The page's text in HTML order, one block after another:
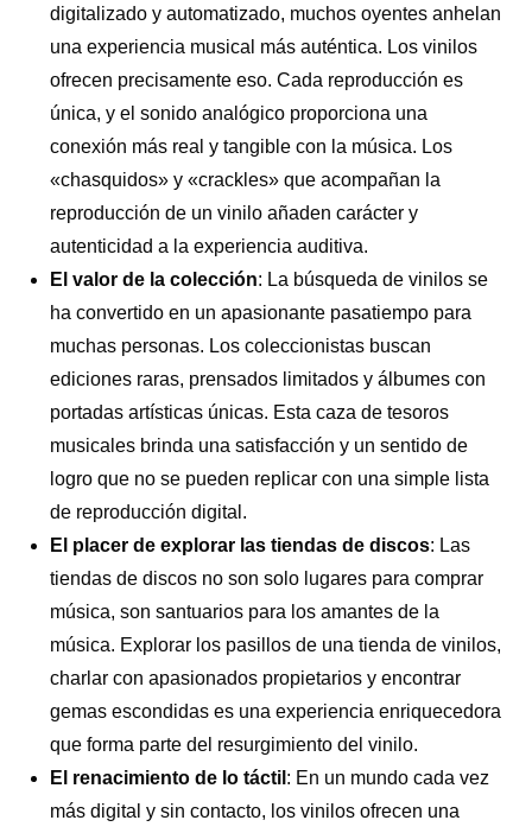
digitalizado y automatizado, muchos oyentes anhelan
una experiencia musical más auténtica. Los vinilos
ofrecen precisamente eso. Cada reproducción es
única, y el sonido analógico proporciona una
conexión más real y tangible con la música. Los
«chasquidos» y «crackles» que acompañan la
reproducción de un vinilo añaden carácter y
autenticidad a la experiencia auditiva.
El valor de la colección: La búsqueda de vinilos se
ha convertido en un apasionante pasatiempo para
muchas personas. Los coleccionistas buscan
ediciones raras, prensados limitados y álbumes con
portadas artísticas únicas. Esta caza de tesoros
musicales brinda una satisfacción y un sentido de
logro que no se pueden replicar con una simple lista
de reproducción digital.
El placer de explorar las tiendas de discos: Las
tiendas de discos no son solo lugares para comprar
música, son santuarios para los amantes de la
música. Explorar los pasillos de una tienda de vinilos,
charlar con apasionados propietarios y encontrar
gemas escondidas es una experiencia enriquecedora
que forma parte del resurgimiento del vinilo.
El renacimiento de lo táctil : En un mundo cada vez
más digital y sin contacto, los vinilos ofrecen una